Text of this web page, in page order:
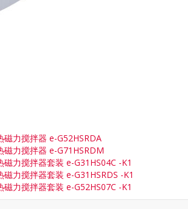
磁力搅拌器 e-G52HSRDA
磁力搅拌器 e-G71HSRDM
磁力搅拌器套装 e-G31HS04C -K1
磁力搅拌器套装 e-G31HSRDS -K1
磁力搅拌器套装 e-G52HS07C -K1